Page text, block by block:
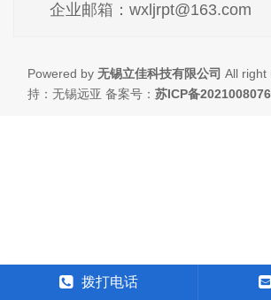
企业邮箱：wxljrpt@163.com
Powered by无锡立佳科技有限公司 All right
持：无锡远亚 备案号：苏ICP备
拨打电话